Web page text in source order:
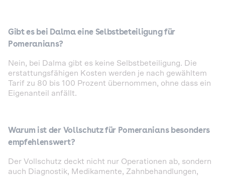
Gibt es bei Dalma eine Selbstbeteiligung für
Pomeranians?
Nein, bei Dalma gibt es keine Selbstbeteiligung. Die
erstattungsfähigen Kosten werden je nach gewähltem
Tarif zu 80 bis 100 Prozent übernommen, ohne dass ein
Eigenanteil anfällt.
Warum ist der Vollschutz für Pomeranians besonders
empfehlenswert?
Der Vollschutz deckt nicht nur Operationen ab, sondern
auch Diagnostik, Medikamente, Zahnbehandlungen,